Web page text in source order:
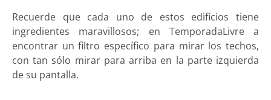
Recuerde que cada uno de estos edificios tiene
ingredientes maravillosos; en TemporadaLivre a
encontrar un filtro específico para mirar los techos,
con tan sólo mirar para arriba en la parte izquierda
de su pantalla.